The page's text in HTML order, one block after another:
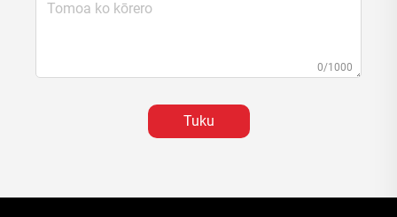
0/1000
Tuku